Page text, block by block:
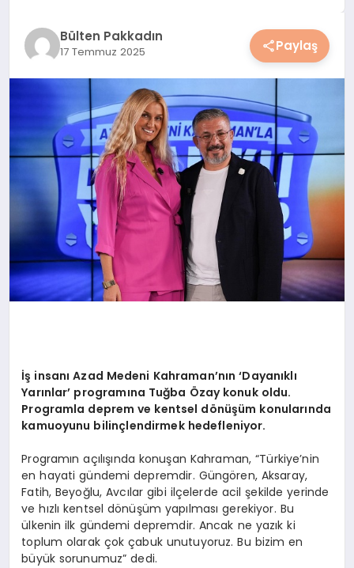
YEMEK
HESAPLAMALAR
Bülten Pakkadın
17 Temmuz 2025 Paylaş
İş insanı Azad Medeni Kahraman’nın ‘Dayanıklı
Yarınlar’ programına Tuğba Özay konuk oldu.
Programla deprem ve kentsel dönüşüm konularında
kamuoyunu bilinçlendirmek hedefleniyor.
Programın açılışında konuşan Kahraman, “Türkiye’nin
en hayati gündemi depremdir. Güngören, Aksaray,
Fatih, Beyoğlu, Avcılar gibi ilçelerde acil şekilde yerinde
ve hızlı kentsel dönüşüm yapılması gerekiyor. Bu
ülkenin ilk gündemi depremdir. Ancak ne yazık ki
toplum olarak çok çabuk unutuyoruz. Bu bizim en
büyük sorunumuz” dedi.